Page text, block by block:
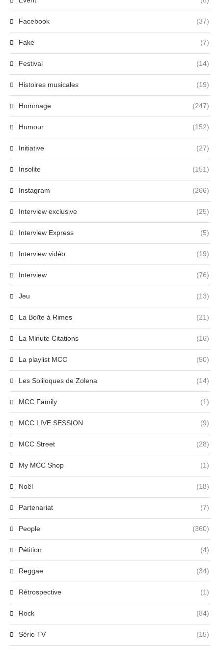
Facebook (37)
Fake (7)
Festival (14)
Histoires musicales (19)
Hommage (247)
Humour (152)
Initiative (27)
Insolite (151)
Instagram (266)
Interview exclusive (25)
Interview Express (5)
Interview vidéo (19)
Interview (76)
Jeu (13)
La Boîte à Rimes (21)
La Minute Citations (16)
La playlist MCC (50)
Les Soliloques de Zolena (14)
MCC Family (1)
MCC LIVE SESSION (9)
MCC Street (28)
My MCC Shop (1)
Noël (18)
Partenariat (7)
People (360)
Pétition (4)
Reggae (34)
Rétrospective (1)
Rock (84)
Série TV (15)